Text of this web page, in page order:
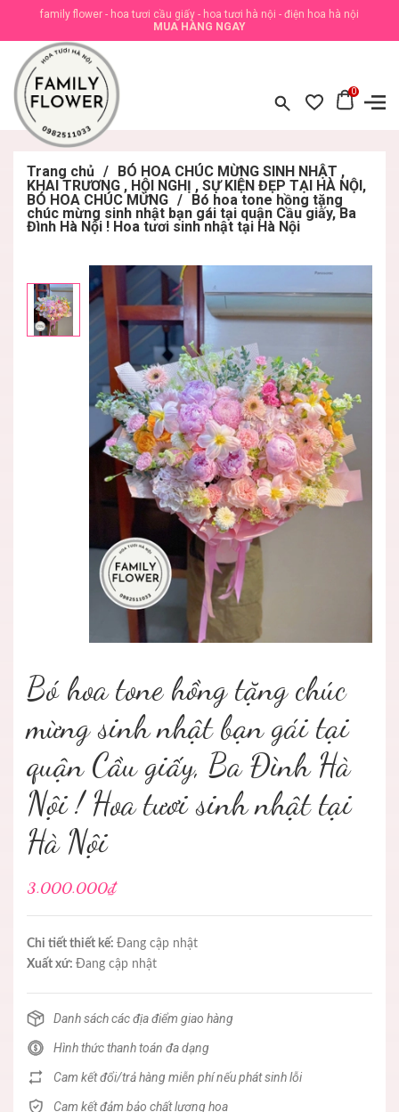
family flower - hoa tươi cầu giấy - hoa tươi hà nội - điện hoa hà nội
MUA HÀNG NGAY
0
Trang chủ / BÓ HOA CHÚC MỪNG SINH NHẬT ,
KHAI TRƯƠNG , HỘI NGHỊ , SỰ KIỆN ĐẸP TẠI HÀ NỘI,
BÓ HOA CHÚC MỪNG / Bó hoa tone hồng tặng
chúc mừng sinh nhật bạn gái tại quận Cầu giấy, Ba
Đình Hà Nội ! Hoa tươi sinh nhật tại Hà Nội
Bó hoa tone hồng tặng chúc
mừng sinh nhật bạn gái tại
quận Cầu giấy, Ba Đình Hà
Nội ! Hoa tươi sinh nhật tại
Hà Nội
3.000.000₫
Chi tiết thiết kế: Đang cập nhật
Xuất xứ: Đang cập nhật
Danh sách các địa điểm giao hàng
Hình thức thanh toán đa dạng
Cam kết đổi/trả hàng miễn phí nếu phát sinh lỗi
Cam kết đảm bảo chất lượng hoa